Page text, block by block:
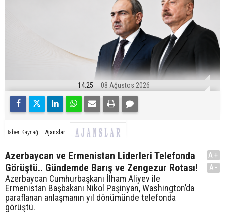
14:25 08 Ağustos 2026
Haber Kaynağı Ajanslar
Azerbaycan ve Ermenistan Liderleri Telefonda
Görüştü.. Gündemde Barış ve Zengezur Rotası!
Azerbaycan Cumhurbaşkanı İlham Aliyev ile
Ermenistan Başbakanı Nikol Paşinyan, Washington’da
paraflanan anlaşmanın yıl dönümünde telefonda
görüştü.
A+
A-